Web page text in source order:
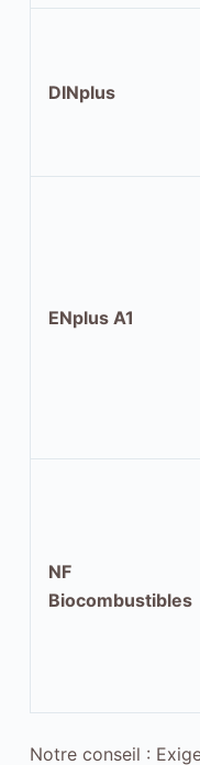
DINplus
ENplus A1
NF
Biocombustibles
Notre conseil :
s
a
f